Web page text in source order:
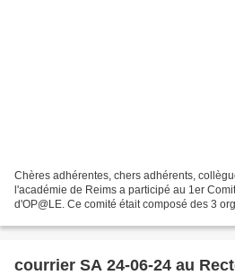
Chères adhérentes, chers adhérents,
l'académie de Reims a participé au 1er
d'OP@LE. Ce comité était composé des 3
courrier SA 24-06-24 au